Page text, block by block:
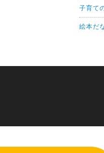
子育て
絵本だ